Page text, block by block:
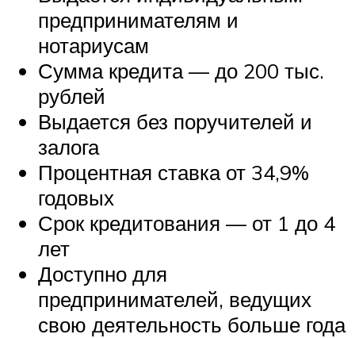
предпринимателям и
нотариусам
Сумма кредита — до 200 тыс.
рублей
Выдается без поручителей и
залога
Процентная ставка от 34,9%
годовых
Срок кредитования — от 1 до 4
лет
Доступно для
предпринимателей, ведущих
свою деятельность больше года